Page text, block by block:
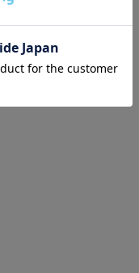
リングON)/最大30時